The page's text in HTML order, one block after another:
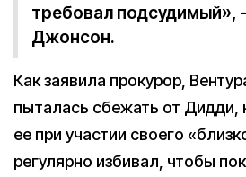
требовал подсудимый»,
Джонсон.
Как заявила прокурор,
пыталась сбежать от Дидди,
ее при участии своего
регулярно избивал, чтобы